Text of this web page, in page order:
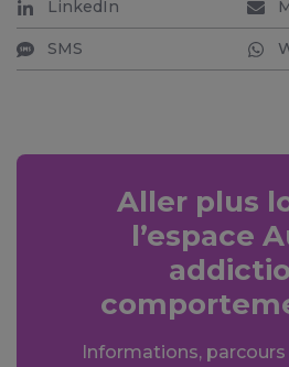
LinkedIn
SMS
Aller plus
l’espace
Informations, parcours